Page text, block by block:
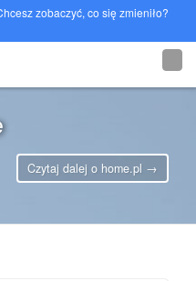
zobaczyć, co się zmieniło?
Czytaj dalej o home.pl →